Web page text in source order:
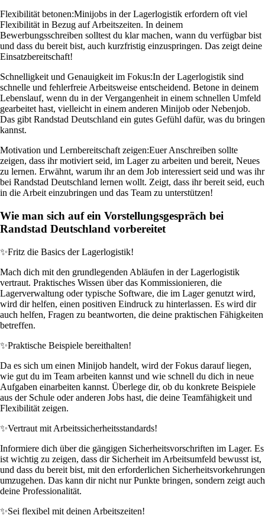
Flexibilität betonen:Minijobs in der Lagerlogistik erfordern oft viel
Flexibilität in Bezug auf Arbeitszeiten. In deinem
Bewerbungsschreiben solltest du klar machen, wann du verfügbar bist
und dass du bereit bist, auch kurzfristig einzuspringen. Das zeigt deine
Einsatzbereitschaft!
Schnelligkeit und Genauigkeit im Fokus:In der Lagerlogistik sind
schnelle und fehlerfreie Arbeitsweise entscheidend. Betone in deinem
Lebenslauf, wenn du in der Vergangenheit in einem schnellen Umfeld
gearbeitet hast, vielleicht in einem anderen Minijob oder Nebenjob.
Das gibt Randstad Deutschland ein gutes Gefühl dafür, was du bringen
kannst.
Motivation und Lernbereitschaft zeigen:Euer Anschreiben sollte
zeigen, dass ihr motiviert seid, im Lager zu arbeiten und bereit, Neues
zu lernen. Erwähnt, warum ihr an dem Job interessiert seid und was ihr
bei Randstad Deutschland lernen wollt. Zeigt, dass ihr bereit seid, euch
in die Arbeit einzubringen und das Team zu unterstützen!
Wie man sich auf ein Vorstellungsgespräch bei
Randstad Deutschland vorbereitet
✨Fritz die Basics der Lagerlogistik!
Mach dich mit den grundlegenden Abläufen in der Lagerlogistik
vertraut. Praktisches Wissen über das Kommissionieren, die
Lagerverwaltung oder typische Software, die im Lager genutzt wird,
wird dir helfen, einen positiven Eindruck zu hinterlassen. Es wird dir
auch helfen, Fragen zu beantworten, die deine praktischen Fähigkeiten
betreffen.
✨Praktische Beispiele bereithalten!
Da es sich um einen Minijob handelt, wird der Fokus darauf liegen,
wie gut du im Team arbeiten kannst und wie schnell du dich in neue
Aufgaben einarbeiten kannst. Überlege dir, ob du konkrete Beispiele
aus der Schule oder anderen Jobs hast, die deine Teamfähigkeit und
Flexibilität zeigen.
✨Vertraut mit Arbeitssicherheitsstandards!
Informiere dich über die gängigen Sicherheitsvorschriften im Lager. Es
ist wichtig zu zeigen, dass dir Sicherheit im Arbeitsumfeld bewusst ist,
und dass du bereit bist, mit den erforderlichen Sicherheitsvorkehrungen
umzugehen. Das kann dir nicht nur Punkte bringen, sondern zeigt auch
deine Professionalität.
✨Sei flexibel mit deinen Arbeitszeiten!